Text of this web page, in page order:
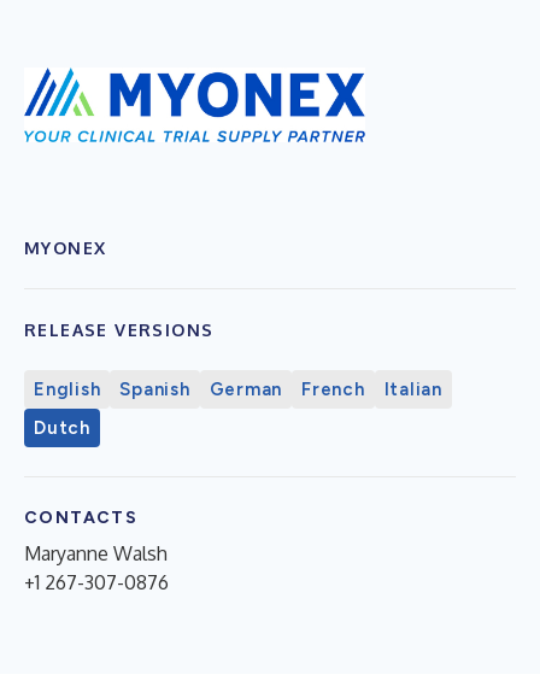
MYONEX
RELEASE VERSIONS
English Spanish German French
Italian
Dutch
CONTACTS
Maryanne Walsh
+1 267-307-0876